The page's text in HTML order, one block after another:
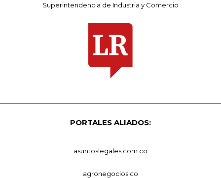
Superintendencia de Industria y Comercio
PORTALES ALIADOS:
asuntoslegales.com.co
agronegocios.co